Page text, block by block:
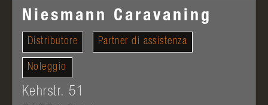
Niesmann Caravaning
Distributore Partner di assistenza
Noleggio
Kehrstr. 51